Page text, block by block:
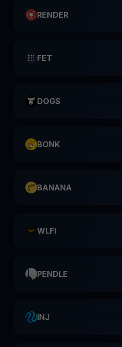
RENDER
FET
DOGS
BONK
BANANA
WLFI
PENDLE
INJ